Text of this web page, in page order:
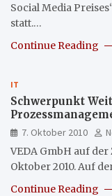
Social Media
statt.…
Continue Reading
IT
Schwerpunkt
7. Oktober 2010
VEDA GmbH auf
Oktober 2010. Auf
Continue Reading